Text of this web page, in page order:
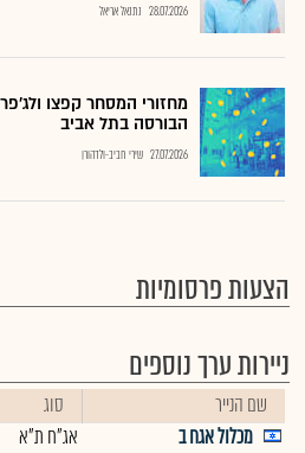
28.07.2026 נתנאל אריאל
מחזורי המסחר קפצו
הבורסה בתל אביב
27.07.2026 שירי חביב-ולדהורן
הצעות פרסומיות
ניירות ערך נוספים
שם הנייר סוג
מכלול אגח ב
אג"ח ת"א